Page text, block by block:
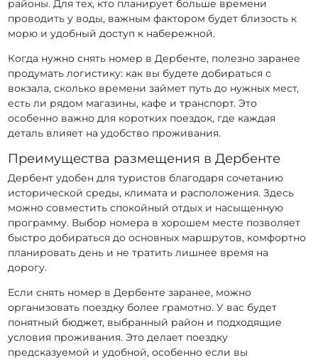
районы. Для тех, кто планирует больше времени
проводить у воды, важным фактором будет близость к
морю и удобный доступ к набережной.
Когда нужно снять номер в Дербенте, полезно заранее
продумать логистику: как вы будете добираться с
вокзала, сколько времени займет путь до нужных мест,
есть ли рядом магазины, кафе и транспорт. Это
особенно важно для коротких поездок, где каждая
деталь влияет на удобство проживания.
Преимущества размещения в Дербенте
Дербент удобен для туристов благодаря сочетанию
исторической среды, климата и расположения. Здесь
можно совместить спокойный отдых и насыщенную
программу. Выбор номера в хорошем месте позволяет
быстро добираться до основных маршрутов, комфортно
планировать день и не тратить лишнее время на
дорогу.
Если снять номер в Дербенте заранее, можно
организовать поездку более грамотно. У вас будет
понятный бюджет, выбранный район и подходящие
условия проживания. Это делает поездку
предсказуемой и удобной, особенно если вы